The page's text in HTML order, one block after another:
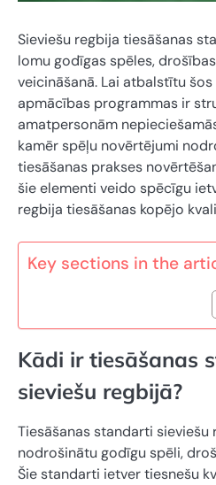
Sieviešu regbija tiesāšanas
lomu godīgas spēles,
veicināšanā. Lai atbalstītu
apmācības programmas ir
amatpersonām
kamēr spēļu novērtējumi
tiesāšanas prakses
šie elementi veido spēcīgu
regbija tiesāšanas kopējo
Key sections in the
Kādi ir tiesāšanas
sieviešu regbijā?
Tiesāšanas standarti sieviešu
nodrošinātu godīgu spēli,
Šie standarti ietver tiesnešu